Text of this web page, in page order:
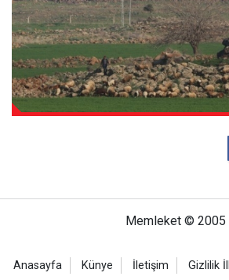
Memleket © 2005
Anasayfa Künye İletişim Gizlilik